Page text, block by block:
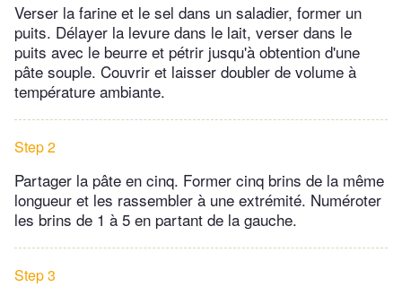
Verser la farine et le sel dans un saladier, former un
puits. Délayer la levure dans le lait, verser dans le
puits avec le beurre et pétrir jusqu'à obtention d'une
pâte souple. Couvrir et laisser doubler de volume à
température ambiante.
Step 2
Partager la pâte en cinq. Former cinq brins de la même
longueur et les rassembler à une extrémité. Numéroter
les brins de 1 à 5 en partant de la gauche.
Step 3